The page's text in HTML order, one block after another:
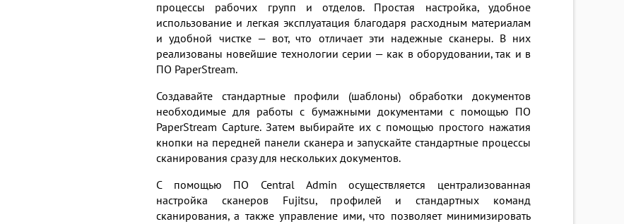
процессы рабочих групп и отделов. Простая настройка, удобное
использование и легкая эксплуатация благодаря расходным материалам
и удобной чистке — вот, что отличает эти надежные сканеры. В них
реализованы новейшие технологии серии — как в оборудовании, так и в
ПО PaperStream.
Создавайте стандартные профили (шаблоны) обработки документов
необходимые для работы с бумажными документами с помощью ПО
PaperStream Capture. Затем выбирайте их с помощью простого нажатия
кнопки на передней панели сканера и запускайте стандартные процессы
сканирования сразу для нескольких документов.
С помощью ПО Central Admin осуществляется централизованная
настройка сканеров Fujitsu, профилей и стандартных команд
сканирования, а также управление ими, что позволяет минимизировать